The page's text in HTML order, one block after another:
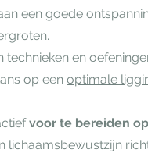
een goede
technieken en
op een optimale
voor te bereiden
lichaamsbewustzijn